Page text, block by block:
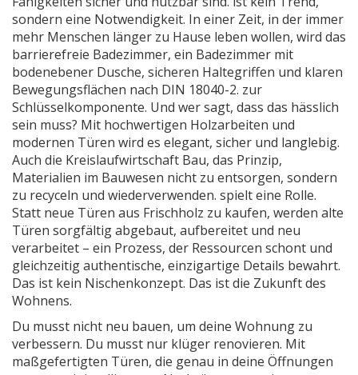
sondern eine Notwendigkeit. In einer Zeit, in der immer
mehr Menschen länger zu Hause leben wollen, wird das
barrierefreie Badezimmer, ein Badezimmer mit
bodenebener Dusche, sicheren Haltegriffen und klaren
Bewegungsflächen nach DIN 18040-2. zur
Schlüsselkomponente. Und wer sagt, dass das hässlich
sein muss? Mit hochwertigen Holzarbeiten und
modernen Türen wird es elegant, sicher und langlebig.
Auch die Kreislaufwirtschaft Bau, das Prinzip,
Materialien im Bauwesen nicht zu entsorgen, sondern
zu recyceln und wiederverwenden. spielt eine Rolle.
Statt neue Türen aus Frischholz zu kaufen, werden alte
Türen sorgfältig abgebaut, aufbereitet und neu
verarbeitet – ein Prozess, der Ressourcen schont und
gleichzeitig authentische, einzigartige Details bewahrt.
Das ist kein Nischenkonzept. Das ist die Zukunft des
Wohnens.
Du musst nicht neu bauen, um deine Wohnung zu
verbessern. Du musst nur klüger renovieren. Mit
maßgefertigten Türen, die genau in deine Öffnungen